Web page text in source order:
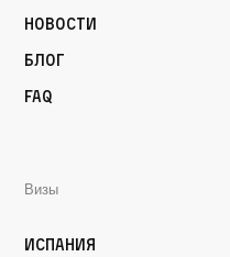
Новости
Блог
FAQ
Визы
Испания